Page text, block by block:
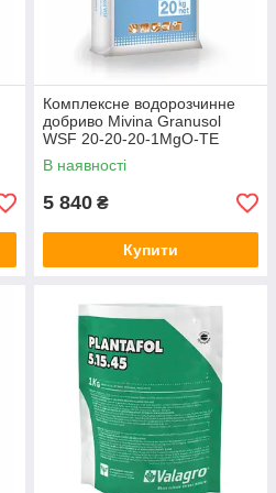
Комплексне водорозчинне
добриво Mivina Granusol
WSF 20-20-20-1MgO-TE
В наявності
5 840 ₴
Купити